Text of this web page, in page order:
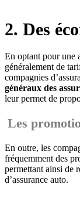
2. Des
En optant pour une
généralement de
compagnies
généraux des
leur permet de
Les
En outre, les
fréquemment des
permettant ainsi de
d’assurance auto.